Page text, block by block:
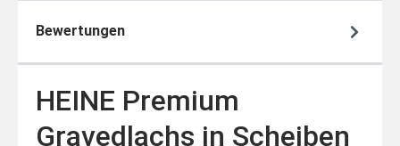
Bewertungen
HEINE Premium
Gravedlachs in Scheiben